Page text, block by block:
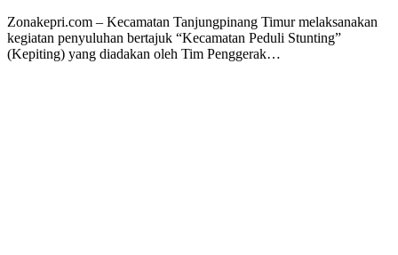
Zonakepri.com – Kecamatan Tanjungpinang Timur melaksanakan
kegiatan penyuluhan bertajuk “Kecamatan Peduli Stunting”
(Kepiting) yang diadakan oleh Tim Penggerak…